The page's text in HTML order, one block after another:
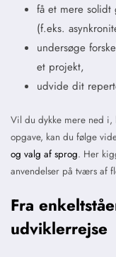
få et mere
(f.eks.
undersøge
et projekt,
udvide dit
Vil du dykke mere ned
opgave, kan du følge
og valg af sprog. Her
anvendelser på tværs af
Fra
udviklerrejse